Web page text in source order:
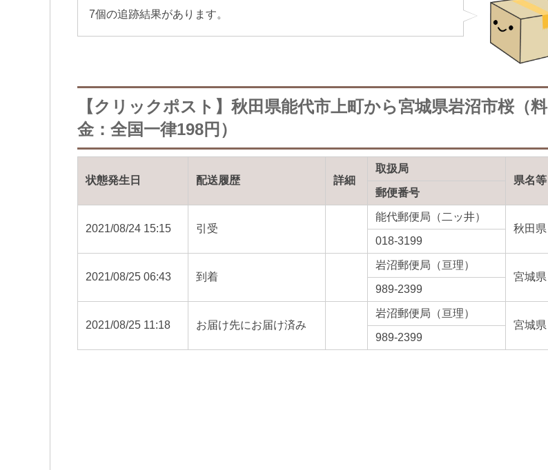
7個の追跡結果があります。
【クリックポスト】秋田県能代市上町から宮城県岩沼市桜（料
金：全国一律198円）
状態発生日 配送履歴 詳細
取扱局
県名等
郵便番号
2021/08/24 15:15 引受
能代郵便局（二ッ井）
秋田県
018-3199
2021/08/25 06:43 到着
岩沼郵便局（亘理）
宮城県
989-2399
2021/08/25 11:18 お届け先にお届け済み
岩沼郵便局（亘理）
宮城県
989-2399